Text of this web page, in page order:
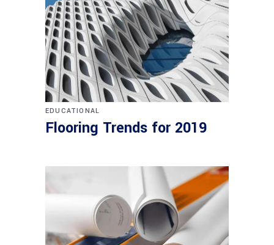
EDUCATIONAL
Flooring Trends for 2019